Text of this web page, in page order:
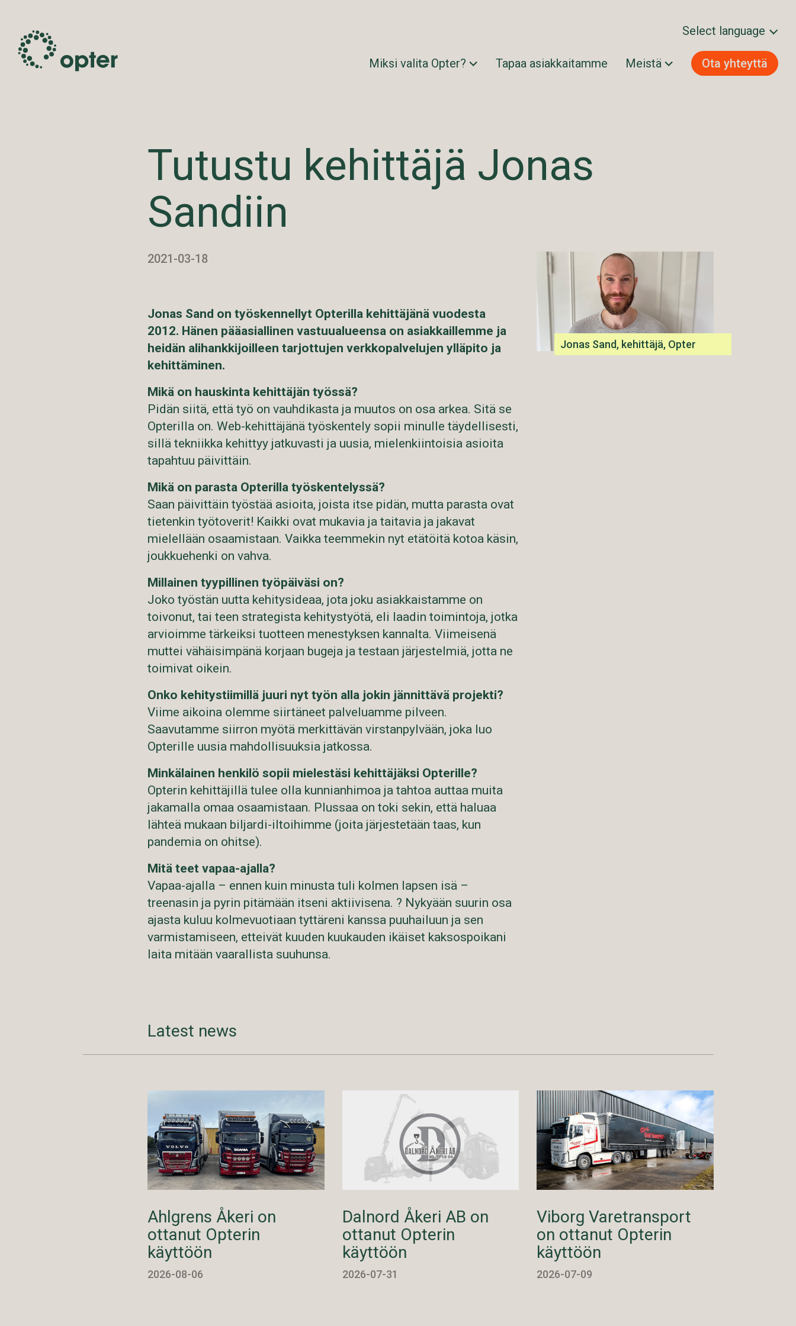
Select language
Svenska
Miksi valita Opter? Tapaa asiakkaitamme Meistä Ota yhteyttä
Tutustu kehittäjä Jonas
Sandiin
2021-03-18
Jonas Sand, kehittäjä, Opter
Jonas Sand on työskennellyt Opterilla kehittäjänä vuodesta
2012. Hänen pääasiallinen vastuualueensa on asiakkaillemme ja
heidän alihankkijoilleen tarjottujen verkkopalvelujen ylläpito ja
kehittäminen.
Mikä on hauskinta kehittäjän työssä?
Pidän siitä, että työ on vauhdikasta ja muutos on osa arkea. Sitä se
Opterilla on. Web-kehittäjänä työskentely sopii minulle täydellisesti,
sillä tekniikka kehittyy jatkuvasti ja uusia, mielenkiintoisia asioita
tapahtuu päivittäin.
Mikä on parasta Opterilla työskentelyssä?
Saan päivittäin työstää asioita, joista itse pidän, mutta parasta ovat
tietenkin työtoverit! Kaikki ovat mukavia ja taitavia ja jakavat
mielellään osaamistaan. Vaikka teemmekin nyt etätöitä kotoa käsin,
joukkuehenki on vahva.
Millainen tyypillinen työpäiväsi on?
Joko työstän uutta kehitysideaa, jota joku asiakkaistamme on
toivonut, tai teen strategista kehitystyötä, eli laadin toimintoja, jotka
arvioimme tärkeiksi tuotteen menestyksen kannalta. Viimeisenä
muttei vähäisimpänä korjaan bugeja ja testaan järjestelmiä, jotta ne
toimivat oikein.
Onko kehitystiimillä juuri nyt työn alla jokin jännittävä projekti?
Viime aikoina olemme siirtäneet palveluamme pilveen.
Saavutamme siirron myötä merkittävän virstanpylvään, joka luo
Opterille uusia mahdollisuuksia jatkossa.
Minkälainen henkilö sopii mielestäsi kehittäjäksi Opterille?
Opterin kehittäjillä tulee olla kunnianhimoa ja tahtoa auttaa muita
jakamalla omaa osaamistaan. Plussaa on toki sekin, että haluaa
lähteä mukaan biljardi-iltoihimme (joita järjestetään taas, kun
pandemia on ohitse).
Mitä teet vapaa-ajalla?
Vapaa-ajalla – ennen kuin minusta tuli kolmen lapsen isä –
treenasin ja pyrin pitämään itseni aktiivisena. ? Nykyään suurin osa
ajasta kuluu kolmevuotiaan tyttäreni kanssa puuhailuun ja sen
varmistamiseen, etteivät kuuden kuukauden ikäiset kaksospoikani
laita mitään vaarallista suuhunsa.
Latest news
Ahlgrens Åkeri on
ottanut Opterin
käyttöön
2026-08-06
Dalnord Åkeri AB on
ottanut Opterin
käyttöön
2026-07-31
Viborg Varetransport
on ottanut Opterin
käyttöön
2026-07-09